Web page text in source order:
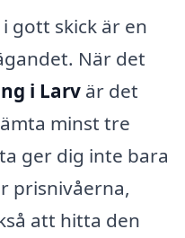
gott skick är en
När det
i Larv är det
minst tre
ger dig inte bara
prisnivåerna,
att hitta den